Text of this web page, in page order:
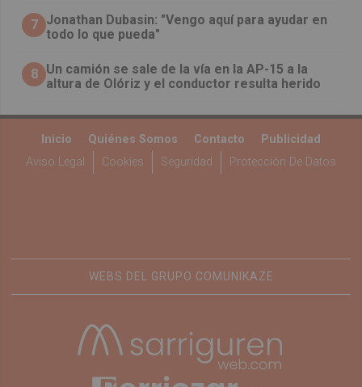
7 Jonathan Dubasin: "Vengo aquí para ayudar en
todo lo que pueda"
8 Un camión se sale de la vía en la AP-15 a la
altura de Olóriz y el conductor resulta herido
Inicio Quiénes Somos Contacto
Publicidad
Aviso Legal
Cookies Seguridad Protección De Datos
WEBS DEL GRUPO COMUNIKAZE